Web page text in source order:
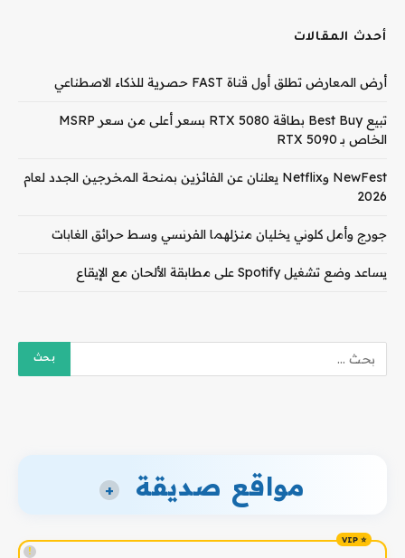
أحدث المقالات
أرض المعارض تطلق أول قناة FAST حصرية للذكاء الاصطناعي
تبيع Best Buy بطاقة RTX 5080 بسعر أعلى من سعر MSRP
الخاص بـ RTX 5090
NewFest وNetflix يعلنان عن الفائزين بمنحة المخرجين الجدد لعام
2026
جورج وأمل كلوني يخليان منزلهما الفرنسي وسط حرائق الغابات
يساعد وضع تشغيل Spotify على مطابقة الألحان مع الإيقاع
مواقع صديقة +
!